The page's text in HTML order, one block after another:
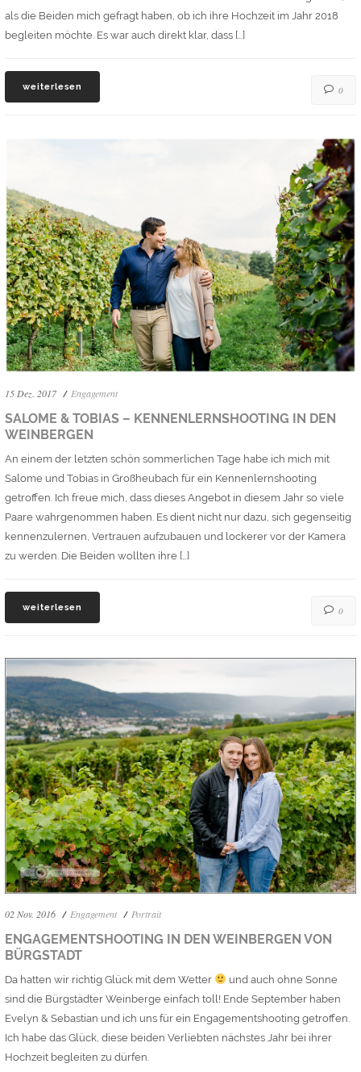
als die Beiden mich gefragt haben, ob ich ihre Hochzeit im Jahr 2018
begleiten möchte. Es war auch direkt klar, dass […]
weiterlesen 0
15 Dez. 2017 Engagement
SALOME & TOBIAS – KENNENLERNSHOOTING IN DEN
WEINBERGEN
An einem der letzten schön sommerlichen Tage habe ich mich mit
Salome und Tobias in Großheubach für ein Kennenlernshooting
getroffen. Ich freue mich, dass dieses Angebot in diesem Jahr so viele
Paare wahrgenommen haben. Es dient nicht nur dazu, sich gegenseitig
kennenzulernen, Vertrauen aufzubauen und lockerer vor der Kamera
zu werden. Die Beiden wollten ihre […]
weiterlesen 0
02 Nov. 2016 Engagement Portrait
ENGAGEMENTSHOOTING IN DEN WEINBERGEN VON
BÜRGSTADT
Da hatten wir richtig Glück mit dem Wetter
und auch ohne Sonne
sind die Bürgstädter Weinberge einfach toll! Ende September haben
Evelyn & Sebastian und ich uns für ein Engagementshooting getroffen.
Ich habe das Glück, diese beiden Verliebten nächstes Jahr bei ihrer
Hochzeit begleiten zu dürfen.